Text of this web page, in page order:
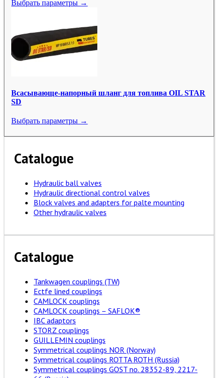
Выбрать параметры →
Всасывающе-напорный шланг для топлива OIL STAR
SD
Выбрать параметры →
Catalogue
Hydraulic ball valves
Hydraulic directional control valves
Block valves and adapters for palte mounting
Other hydraulic valves
Catalogue
Tankwagen couplings (TW)
Ectfe lined couplings
CAMLOCK couplings
CAMLOCK couplings – SAFLOK®
IBC adaptors
STORZ couplings
GUILLEMIN couplings
Symmetrical couplings NOR (Norway)
Symmetrical couplings ROTTA ROTH (Russia)
Symmetrical couplings GOST no. 28352-89, 2217-